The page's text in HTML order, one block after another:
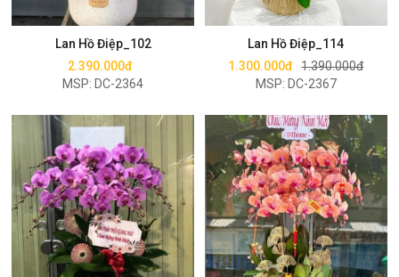
Lan Hồ Điệp_102
2.390.000đ
MSP: DC-2364
Mua ngay
Lan Hồ Điệp_114
1.300.000đ 1.390.000đ
MSP: DC-2367
Mua ngay